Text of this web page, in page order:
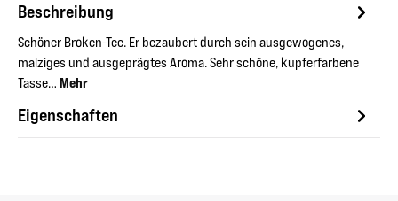
Beschreibung
Schöner Broken-Tee. Er bezaubert durch sein ausgewogenes,
malziges und ausgeprägtes Aroma. Sehr schöne, kupferfarbene
Tasse… Mehr
Eigenschaften